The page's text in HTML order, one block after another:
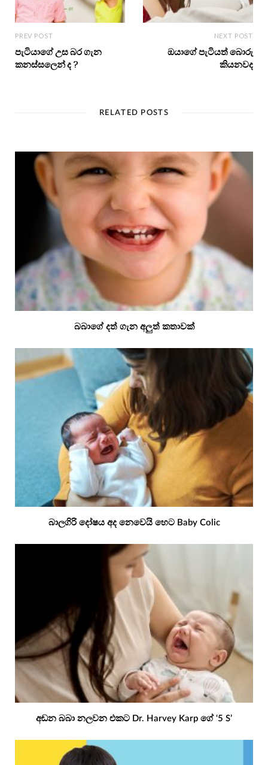
PREV POST
පැටියාගේ උස බර ගැන
කනස්සලෙන් ද ?
NEXT POST
ඔයාගේ පැටියත් බොරු
කියනවද
RELATED POSTS
බබාගේ දත් ගැන අලුත් කතාවක්
බාලගිරි දෝෂය අද නෙවෙයි හෙට Baby Colic
අඬන බබා නලවන එකට Dr. Harvey Karp ගේ ‘5 S’